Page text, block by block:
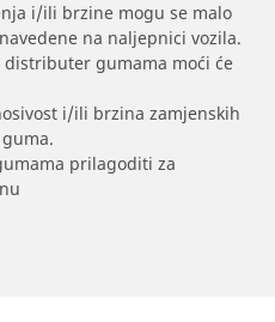
i/ili brzine mogu se malo
na naljepnici vozila.
gumama moći će
i/ili brzina zamjenskih
prilagoditi za